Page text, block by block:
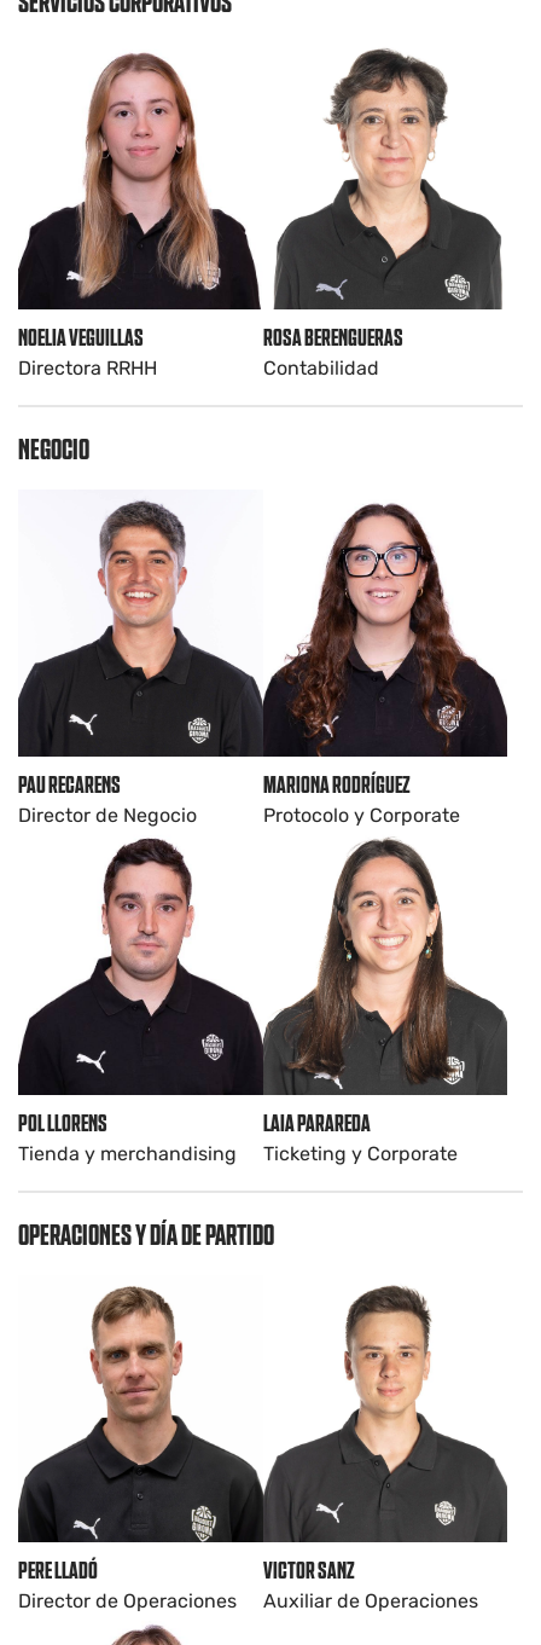
NOELIA VEGUILLAS
Directora RRHH
ROSA BERENGUERAS
Contabilidad
NEGOCIO
PAU RECARENS
Director de Negocio
MARIONA RODRÍGUEZ
Protocolo y Corporate
POL LLORENS
Tienda y merchandising
LAIA PARAREDA
Ticketing y Corporate
OPERACIONES Y DÍA DE PARTIDO
PERE LLADÓ
Director de Operaciones
VICTOR SANZ
Auxiliar de Operaciones